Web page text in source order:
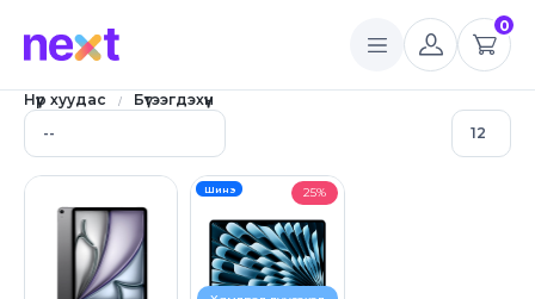
0
Нүүр хуудас Бүтээгдэхүүн
Шинэ 25%